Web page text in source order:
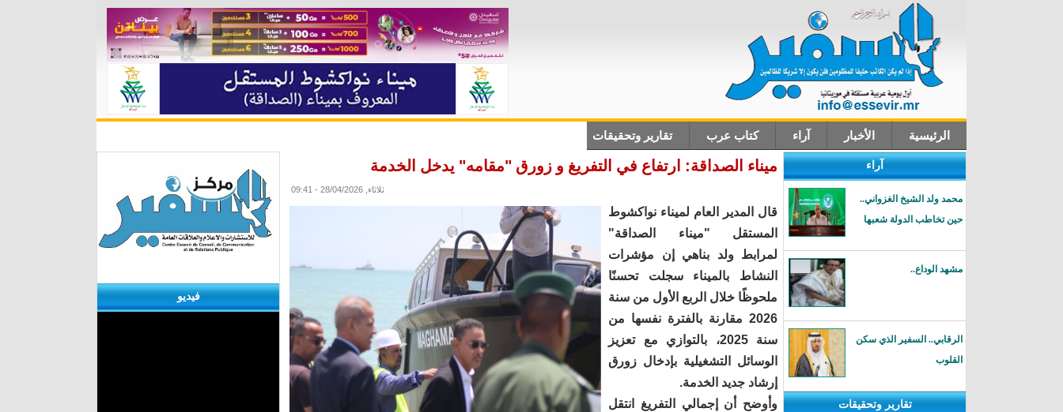
الرئيسية الأخبار آراء كتاب عرب تقارير وتحقيقات
آراء
محمد ولد الشيخ الغزواني..
حين تخاطب الدولة شعبها
مشهد الوداع..
الرقابي.. السفير الذي سكن
القلوب
تقارير وتحقيقات
ميناء الصداقة: ارتفاع في التفريغ و زورق "مقامه" يدخل الخدمة
ثلاثاء, 28/04/2026 - 09:41
قال المدير العام لميناء نواكشوط
المستقل "ميناء الصداقة"
لمرابط ولد بناهي إن مؤشرات
النشاط بالميناء سجلت تحسنًا
ملحوظًا خلال الربع الأول من سنة
2026 مقارنة بالفترة نفسها من
سنة 2025، بالتوازي مع تعزيز
الوسائل التشغيلية بإدخال زورق
إرشاد جديد الخدمة.
وأوضح أن إجمالي التفريغ انتقل
فيديو